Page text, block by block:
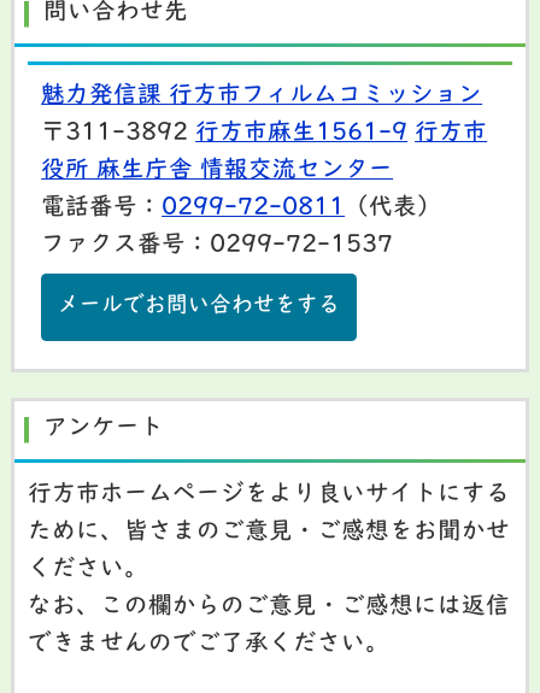
問い合わせ先
魅力発信課 行方市フィルムコミッション
〒311-3892 行方市麻生1561-9 行方市
役所 麻生庁舎 情報交流センター
電話番号： 0299-72-0811
（代表）
ファクス番号：0299-72-1537
メールでお問い合わせをする
アンケート
行方市ホームページをより良いサイトにする
ために、皆さまのご意見・ご感想をお聞かせ
ください。
なお、この欄からのご意見・ご感想には返信
できませんのでご了承ください。